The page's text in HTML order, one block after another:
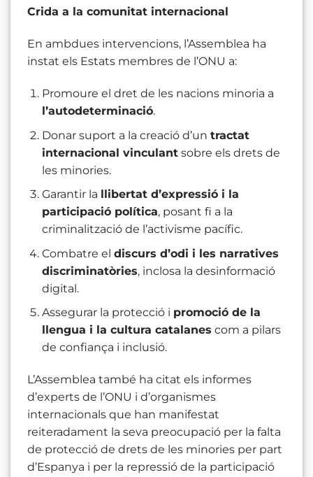
Crida a la comunitat internacional
En ambdues intervencions, l’Assemblea ha
instat els Estats membres de l’ONU a:
Promoure el dret de les nacions minoria a
l’autodeterminació.
Donar suport a la creació d’un tractat
internacional vinculantsobre els drets de
les minories.
Garantir la llibertat d’expressió i la
participació política, posant fi a la
criminalització de l’activisme pacífic.
Combatre el discurs d’odi i les narratives
discriminatòries, inclosa la desinformació
digital.
Assegurar la protecció i promoció de la
llengua i la cultura catalanes com a pilars
de confiança i inclusió.
L’Assemblea també ha citat els informes
d’experts de l’ONU i d’organismes
internacionals que han manifestat
reiteradament la seva preocupació per la falta
de protecció de drets de les minories per part
d’Espanya i per la repressió de la participació